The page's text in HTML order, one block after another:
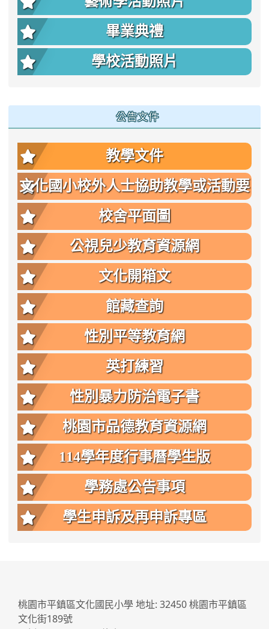
畢業典禮
學校活動照片
公告文件
教學文件
文化國小校外人士協助教學或活動要
點
校舍平面圖
公視兒少教育資源網
文化開箱文
館藏查詢
性別平等教育網
英打練習
性別暴力防治電子書
桃園市品德教育資源網
114學年度行事曆學生版
學務處公告事項
學生申訴及再申訴專區
桃園市平鎮區文化國民小學 地址: 32450 桃園市平鎮區
文化街189號